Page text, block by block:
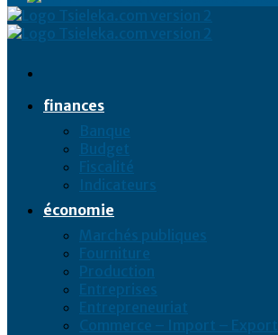
finances
Banque
Budget
Fiscalité
Indicateurs
économie
Marchés publiques
Fourniture
Production
Entreprises
Entrepreneuriat
Commerce – Import – Export